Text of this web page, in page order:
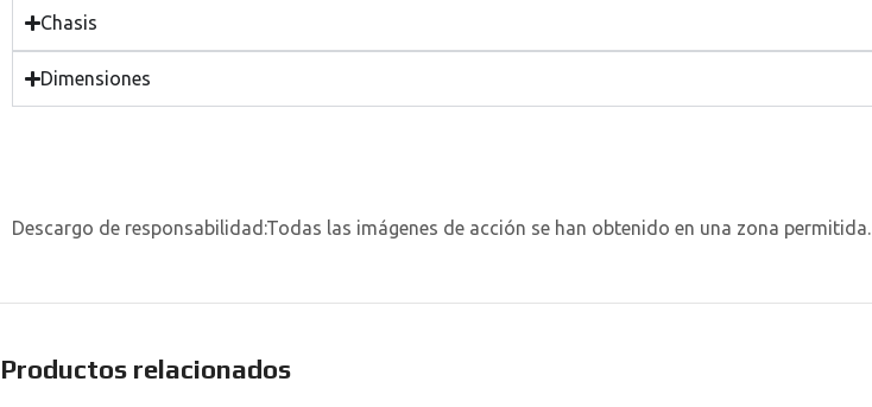
Chasis
Dimensiones
Descargo de responsabilidad:Todas las imágenes de acción se han obtenido en una zona permitida.
Productos relacionados